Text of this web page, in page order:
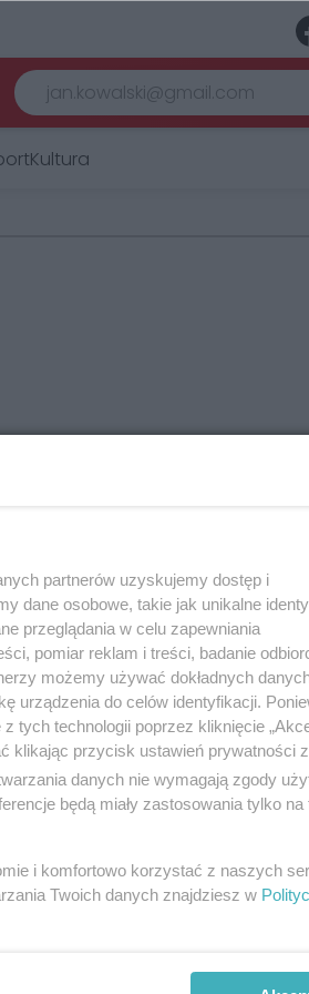
Kultura
partnerów uzyskujemy dostęp i
dane osobowe, takie jak unikalne
przeglądania w celu zapewniania
pomiar reklam i treści, badanie
możemy używać dokładnych
urządzenia do celów identyfikacji.
tych technologii poprzez kliknięcie
klikając przycisk ustawień prywatności
danych nie wymagają zgody
będą miały zastosowania tylko na
i komfortowo korzystać z naszych
Twoich danych znajdziesz w